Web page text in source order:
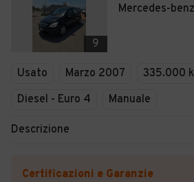
9
Mercedes-
Usato Marzo 2007
335.000
Diesel - Euro 4
Manuale
Descrizione
Certificazioni e Garanzie